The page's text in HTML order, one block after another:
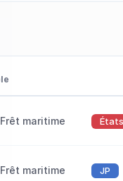
Frêt maritime
Frêt maritime JP